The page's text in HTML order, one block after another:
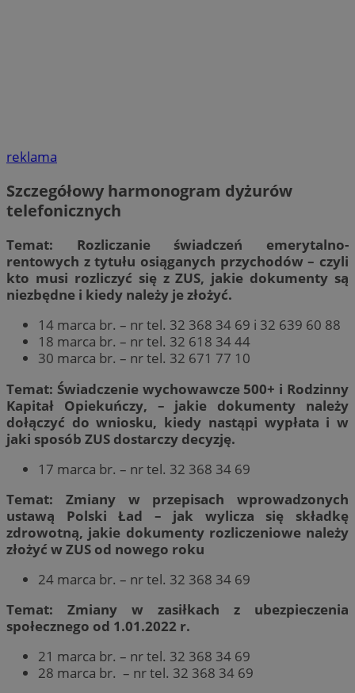
reklama
Szczegółowy harmonogram dyżurów
telefonicznych
Temat: Rozliczanie świadczeń emerytalno-
rentowych z tytułu osiąganych przychodów – czyli
kto musi rozliczyć się z ZUS, jakie dokumenty są
niezbędne i kiedy należy je złożyć.
14 marca br. – nr tel. 32 368 34 69 i 32 639 60 88
18 marca br. – nr tel. 32 618 34 44
30 marca br. – nr tel. 32 671 77 10
Temat: Świadczenie wychowawcze 500+ i Rodzinny
Kapitał Opiekuńczy, – jakie dokumenty należy
dołączyć do wniosku, kiedy nastąpi wypłata i w
jaki sposób ZUS dostarczy decyzję.
17 marca br. – nr tel. 32 368 34 69
Temat: Zmiany w przepisach wprowadzonych
ustawą Polski Ład – jak wylicza się składkę
zdrowotną, jakie dokumenty rozliczeniowe należy
złożyć w ZUS od nowego roku
24 marca br. – nr tel. 32 368 34 69
Temat: Zmiany w zasiłkach z ubezpieczenia
społecznego od 1.01.2022 r.
21 marca br. – nr tel. 32 368 34 69
28 marca br. – nr tel. 32 368 34 69